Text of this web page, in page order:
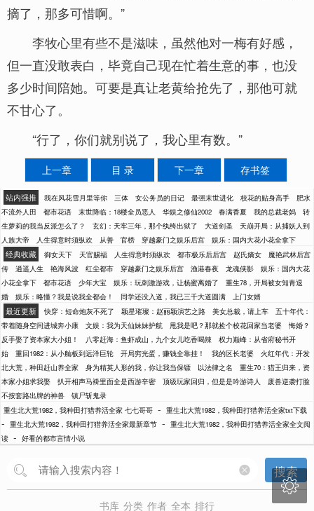
摘了，那多可惜啊。”
李牧心里有些不是滋味，虽然他对一梅有好感，
但一直没敢表白，毕竟自己现在忙着生意的事，也没
多少时间陪她。可要是真让老黄给抢先了，那他可就
不甘心了。
“行了，你们就别说了，我心里有数。”
上一章 目 录 下一章 存书签
站内强推 我在风花雪月里等你 三体 女公务员的日记 最强末世进化 校花的贴身高手
肥水
不流外人田
都市花语 末世降临：18楼全员恶人 华娱之修仙2002 春满香夏 我的总裁老妈
转
生萝莉的我当反派怎么了？
玄幻：天牢三年，那个纨绔出狱了 大道剑圣
天崩开局：从捕妖人到
人族大帝
人生得意时须纵欢 从善 官榜 穿越豪门之娱乐后宫 娱乐：国内大花小花全拿下
经典收藏 御女天下 天官赐福 人生得意时须纵欢 都市极乐后后宫 赵氏嫡女
魔艳武林后宫
传
逍遥人生 艳海风波 红尘都市 穿越豪门之娱乐后宫 渔港春夜 龙魂侠影
娱乐：国内大花
小花全拿下
都市花语 少年大宝 娱乐：玩刺激游戏，让杨蜜离婚了
重生78，开局被女知青退
婚
娱乐：略懂？我是说我全都会！ 同学还没入道，我已三千大道圆满 上门女婿
最近更新 快穿：短命炮灰不死了 颖星璀璨：赵丽颖演艺之路 美女总裁，请上车
五十年代：
带着随身空间进城奔小康
文娱：我为天仙妹妹护航 甩我是吧？那就捡个校花回家当老婆
悔婚？
反手娶了资本家大小姐！
八零赶海：鱼虾成山，九个女儿吃香喝辣
权力巅峰：从省府秘书开
始
重回1982：从小舢板到远洋巨轮 开局穷光蛋，赚钱全靠挂！ 我的区长老婆
火红年代：开发
北大荒，种田赶山养全家
身为精英人形的我，你让我当保镖 以法律之名
重生70：猎王归来，资
本家小姐求我娶
扒开相声马褂里面全是西游辛密 顶级玩家回归，但是是吟游诗人
废兽逆袭打脸
不按套路出牌的神兽
镇尸斩鬼录
重生北大荒1982，我种田打猎养活全家 七七哥哥 - 重生北大荒1982，我种田打猎养活全家txt下载
- 重生北大荒1982，我种田打猎养活全家最新章节 - 重生北大荒1982，我种田打猎养活全家全文阅
读 - 好看的都市言情小说
搜索
书库 分类 作者 全本 排行
